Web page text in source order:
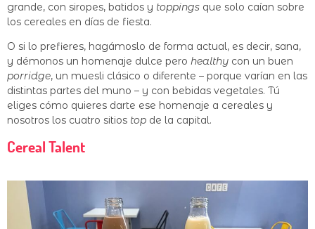
grande, con siropes, batidos y toppings que solo caían sobre
los cereales en días de fiesta.
O si lo prefieres, hagámoslo de forma actual, es decir, sana,
y démonos un homenaje dulce pero healthy con un buen
porridge, un muesli clásico o diferente – porque varían en las
distintas partes del muno – y con bebidas vegetales. Tú
eliges cómo quieres darte ese homenaje a cereales y
nosotros los cuatro sitios top de la capital.
Cereal Talent